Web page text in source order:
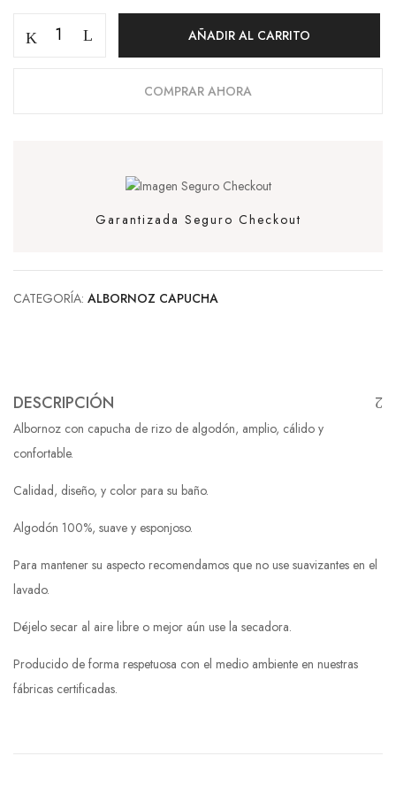
AÑADIR AL CARRITO
COMPRAR AHORA
Garantizada Seguro Checkout
CATEGORÍA: ALBORNOZ CAPUCHA
DESCRIPCIÓN
Albornoz con capucha de rizo de algodón, amplio, cálido y
confortable.
Calidad, diseño, y color para su baño.
Algodón 100%, suave y esponjoso.
Para mantener su aspecto recomendamos que no use suavizantes en el
lavado.
Déjelo secar al aire libre o mejor aún use la secadora.
Producido de forma respetuosa con el medio ambiente en nuestras
fábricas certificadas.